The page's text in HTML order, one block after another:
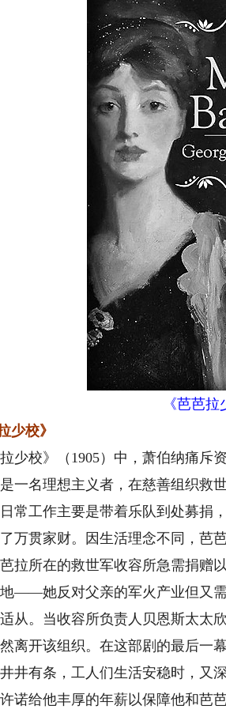
《芭芭
校》
校》（1905）中，萧伯纳痛斥
一名理想主义者，在慈善组织救
常工作主要是带着乐队到处募捐
万贯家财。因生活理念不同，芭
拉所在的救世军收容所急需捐赠
——她反对父亲的军火产业但又
从。当收容所负责人贝恩斯太太
离开该组织。在这部剧的最后一
井有条，工人们生活安稳时，又
诺给他丰厚的年薪以保障他和芭